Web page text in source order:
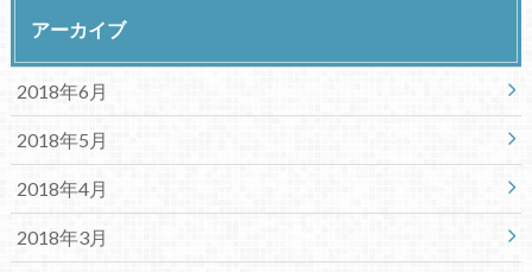
アーカイブ
2018年6月
2018年5月
2018年4月
2018年3月